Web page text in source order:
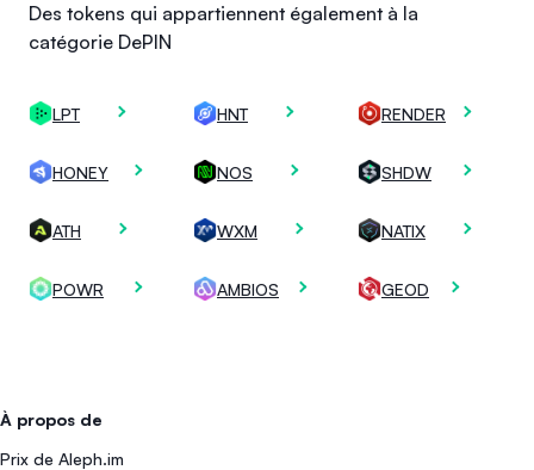
À propos de
Prix de Aleph.im
Des tokens qui appartiennent également à la
catégorie DePIN
LPT HNT RENDER
HONEY NOS SHDW
ATH WXM NATIX
POWR AMBIOS GEOD